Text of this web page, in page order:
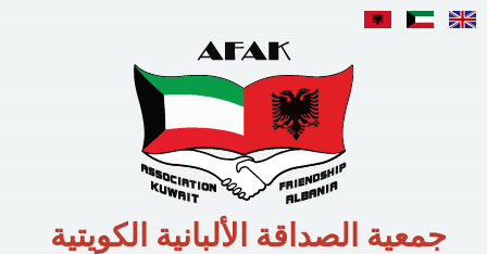
Skip to main content
جمعية الصداقة الألبانية الكويتية